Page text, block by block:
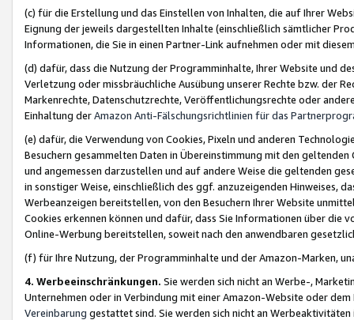
(c) für die Erstellung und das Einstellen von Inhalten, die auf Ihrer
Eignung der jeweils dargestellten Inhalte (einschließlich sämtlicher
Informationen, die Sie in einen Partner-Link aufnehmen oder mit
(d) dafür, dass die Nutzung der Programminhalte, Ihrer Website und
Verletzung oder missbräuchliche Ausübung unserer Rechte bzw. der
Markenrechte, Datenschutzrechte, Veröffentlichungsrechte oder
Einhaltung derAmazon Anti-Fälschungsrichtlinien für das
(e) dafür, die Verwendung von Cookies, Pixeln und anderen
Besuchern gesammelten Daten in Übereinstimmung mit den
und angemessen darzustellen und auf andere Weise die geltenden
in sonstiger Weise, einschließlich des ggf. anzuzeigenden Hinweises,
Werbeanzeigen bereitstellen, von den Besuchern Ihrer Website
Cookies erkennen können und dafür, dass Sie Informationen über die
Online-Werbung bereitstellen, soweit nach den anwendbaren
(f) für Ihre Nutzung, der Programminhalte und der Amazon-Marken,
4. Werbeeinschränkungen. Sie werden sich nicht an Werbe-,
Unternehmen oder in Verbindung mit einer Amazon-Website oder
Vereinbarung gestattet sind. Sie werden sich nicht an